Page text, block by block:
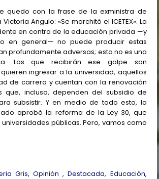
quedo con la frase de la exministra de
Angulo: «Se marchitó el ICETEX». La
en contra de la educación privada —y
en general— no puede producir estas
profundamente adversas; esta no es una
Los que recibirán ese golpe son
ingresar a la universidad, aquellos
de carrera y cuentan con la renovación
que, incluso, dependen del subsidio de
subsistir. Y en medio de todo esto, la
aprobó la reforma de la Ley 30, que
públicas. Pero, vamos como
Gris, Opinión ,Destacada, Educación,